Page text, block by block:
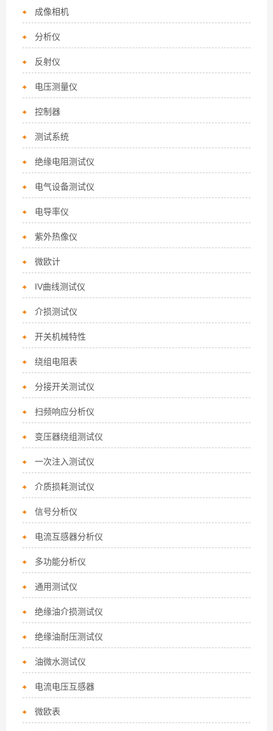
成像相机
分析仪
反射仪
电压测量仪
控制器
测试系统
绝缘电阻测试仪
电气设备测试仪
电导率仪
紫外热像仪
微欧计
IV曲线测试仪
介损测试仪
开关机械特性
绕组电阻表
分接开关测试仪
扫频响应分析仪
变压器绕组测试仪
一次注入测试仪
介质损耗测试仪
信号分析仪
电流互感器分析仪
多功能分析仪
通用测试仪
绝缘油介损测试仪
绝缘油耐压测试仪
油微水测试仪
电流电压互感器
微欧表